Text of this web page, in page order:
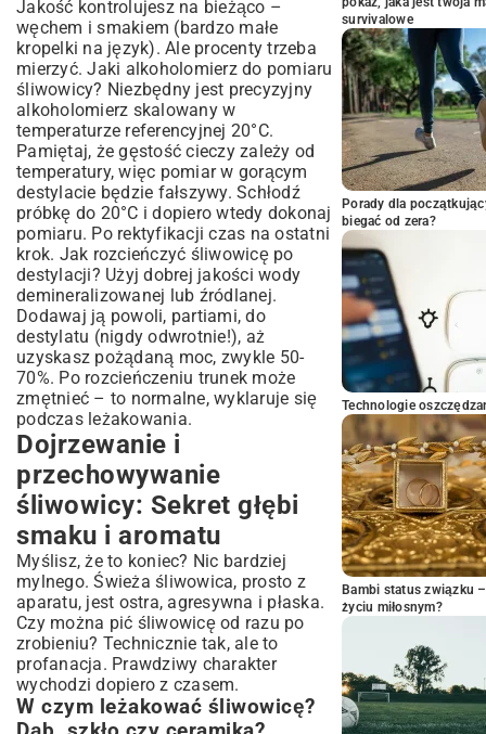
Jakość kontrolujesz na bieżąco –
węchem i smakiem (bardzo małe
kropelki na język). Ale procenty trzeba
mierzyć. Jaki alkoholomierz do pomiaru
śliwowicy? Niezbędny jest precyzyjny
alkoholomierz skalowany w
temperaturze referencyjnej 20°C.
Pamiętaj, że gęstość cieczy zależy od
temperatury, więc pomiar w gorącym
destylacie będzie fałszywy. Schłodź
próbkę do 20°C i dopiero wtedy dokonaj
pomiaru. Po rektyfikacji czas na ostatni
krok. Jak rozcieńczyć śliwowicę po
destylacji? Użyj dobrej jakości wody
demineralizowanej lub źródlanej.
Dodawaj ją powoli, partiami, do
destylatu (nigdy odwrotnie!), aż
uzyskasz pożądaną moc, zwykle 50-
70%. Po rozcieńczeniu trunek może
zmętnieć – to normalne, wyklaruje się
podczas leżakowania.
Dojrzewanie i
przechowywanie
śliwowicy: Sekret głębi
smaku i aromatu
Myślisz, że to koniec? Nic bardziej
mylnego. Świeża śliwowica, prosto z
aparatu, jest ostra, agresywna i płaska.
Czy można pić śliwowicę od razu po
zrobieniu? Technicznie tak, ale to
profanacja. Prawdziwy charakter
wychodzi dopiero z czasem.
W czym leżakować śliwowicę?
survivalowe
Porady dla
biegać od zera?
Technologie
Bambi status związku
życiu miłosnym?